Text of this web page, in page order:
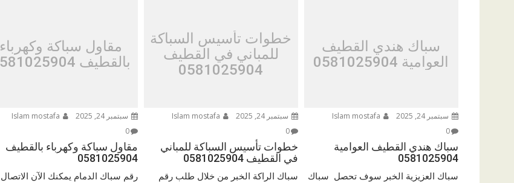
سباك هندي القطيف
العوامية 0581025904
سبتمبر 24, 2025
0
سباك هندي القطيف العوامية
0581025904
سباك العزيزية الخبر سوف تحصل سباك
خطوات تأسيس السباكة
للمباني في القطيف
0581025904
سبتمبر 24, 2025
0
خطوات تأسيس السباكة للمباني
في القطيف 0581025904
سباك الراكة الخبر من خلال طلب رقم
مقاول سباكة وكهرباء
بالقطيف 0581025904
سبتمبر 24, 2025
0
مقاول سباكة وكهرباء بالقطيف
0581025904
رقم سباك الدمام يمكنك الآن الاتصال